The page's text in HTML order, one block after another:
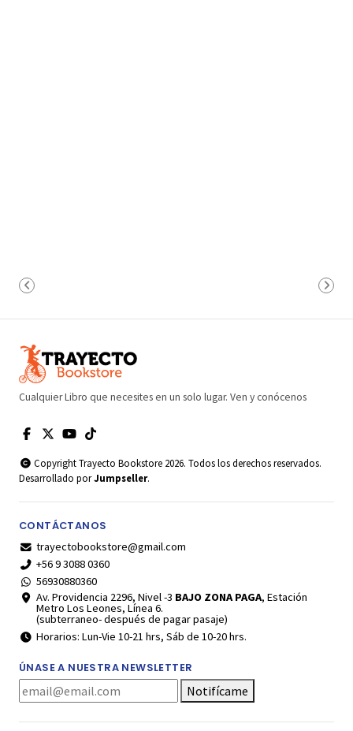
Cualquier Libro que necesites en un solo lugar. Ven y conócenos
Copyright Trayecto Bookstore 2026. Todos los derechos reservados.
Desarrollado porJumpseller.
CONTÁCTANOS
trayectobookstore@gmail.com
+56 9 3088 0360
56930880360
Av. Providencia 2296, Nivel -3 BAJO ZONA PAGA, Estación
Metro Los Leones, Línea 6.
(subterraneo- después de pagar pasaje)
Horarios: Lun-Vie 10-21 hrs, Sáb de 10-20 hrs.
ÚNASE A NUESTRA NEWSLETTER
Notifícame